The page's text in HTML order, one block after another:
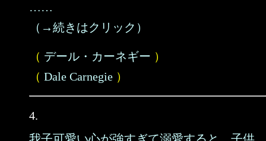
……
（→続きはクリック）
（ デール・カーネギー ）
（ Dale Carnegie ）
4.